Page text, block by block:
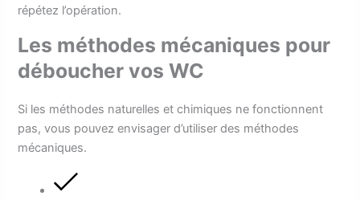
répétez l’opération.
Les méthodes mécaniques pour
déboucher vos WC
Si les méthodes naturelles et chimiques ne fonctionnent
pas, vous pouvez envisager d’utiliser des méthodes
mécaniques.